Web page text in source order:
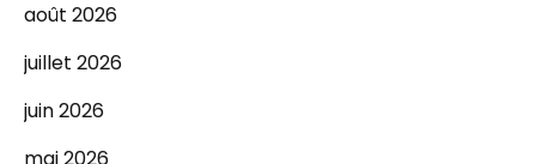
août 2026
juillet 2026
juin 2026